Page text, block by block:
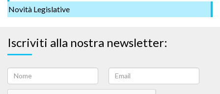
Novità Legislative
Iscriviti alla nostra newsletter: